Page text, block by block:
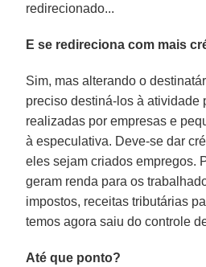
redirecionado...
E se redireciona com mais
Sim, mas alterando o
preciso destiná-los à atividade
realizadas por empresas e
à especulativa. Deve-se dar
eles sejam criados empregos.
geram renda para os
impostos, receitas tributárias
temos agora saiu do controle
Até que ponto?